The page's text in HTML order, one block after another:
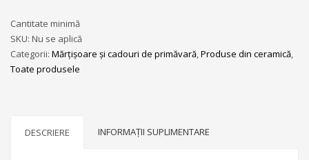
-
Mărțișor
rotund
din
Cantitate minimă
SKU: Nu se aplică
Categorii: Mărțișoare și cadouri de primăvară,Produse din ceramică,
Toate produsele
DESCRIERE INFORMAȚII SUPLIMENTARE